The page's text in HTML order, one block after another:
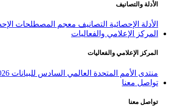
الأدلة والتصانيف
الأدلة الإحصائية التصانيف معجم المصطلحات
المركز الإعلامي والفعاليات
المركز الإعلامي والفعاليات
منتدى الأمم المتحدة العالمي السادس للبيانات 2026
تواصل معنا
تواصل معنا